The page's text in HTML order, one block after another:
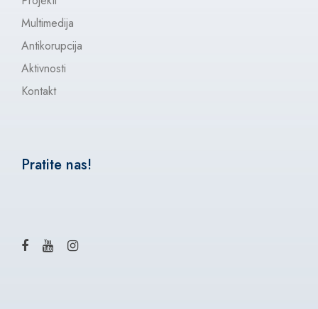
Multimedija
Antikorupcija
Aktivnosti
Kontakt
Pratite nas!